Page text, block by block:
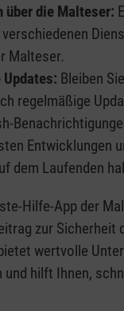
über die Malteser:
Malteser.
Bleiben
regelmäßige
Entwicklungen
dem Laufenden
Hilfe-App der
zur Sicherheit
wertvolle
hilft Ihnen,